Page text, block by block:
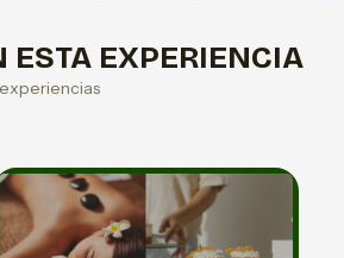
ESTA EXPERIENCIA